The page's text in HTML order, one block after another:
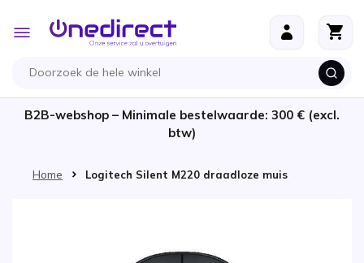
Toggle
Nav
B2B-webshop – Minimale bestelwaarde: 300 € (excl.
btw)
Home Logitech Silent M220 draadloze muis